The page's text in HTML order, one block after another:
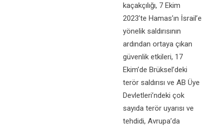
kaçakçılığı, 7 Ekim
2023’te Hamas’ın İsrail’e
yönelik saldırısının
ardından ortaya çıkan
güvenlik etkileri, 17
Ekim’de Brüksel’deki
terör saldırısı ve AB Üye
Devletleri’ndeki çok
sayıda terör uyarısı ve
tehdidi, Avrupa’da